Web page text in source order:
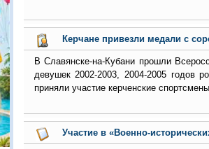
Керчане привезли медали с
В Славянске-на-Кубани прошли
девушек 2002-2003, 2004-2005 годов
приняли участие керченские
Участие в «Военно-